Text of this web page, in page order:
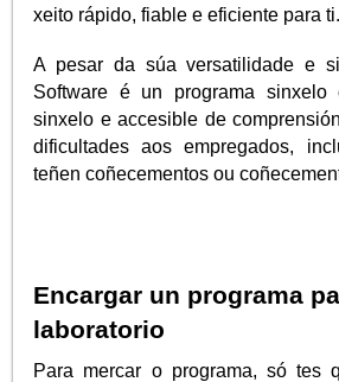
xeito rápido, fiable e eficiente para ti.
A pesar da súa versatilidade e
Software é un programa
sinxelo e accesible de
dificultades aos empregados,
teñen coñecementos ou
Encargar un programa
laboratorio
Para mercar o programa, só tes